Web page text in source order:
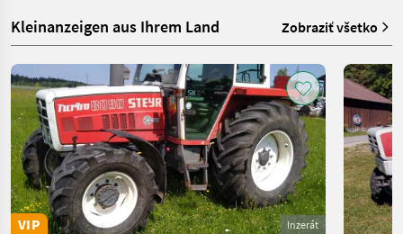
Kleinanzeigen aus Ihrem Land Zobraziť všetko
Inzerát
VIP